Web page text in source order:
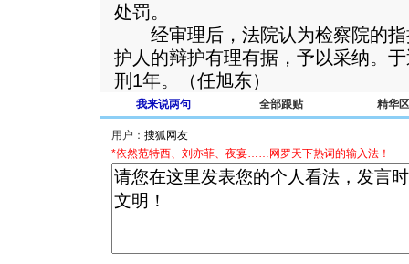
处罚。
经审理后，法院认为检察院的指
护人的辩护有理有据，予以采纳。
刑1年。（任旭东）
我来说两句 全部跟贴 精华区
用户：
*依然范特西、刘亦菲、夜宴……网罗天下热词的输入法！